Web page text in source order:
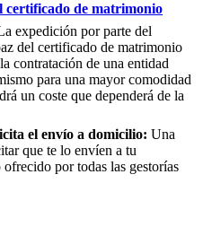
certificado de matrimonio
expedición por parte del
del certificado de matrimonio
contratación de una entidad
para una mayor comodidad
un coste que dependerá de la
el envío a domicilio: Una
que te lo envíen a tu
por todas las gestorías